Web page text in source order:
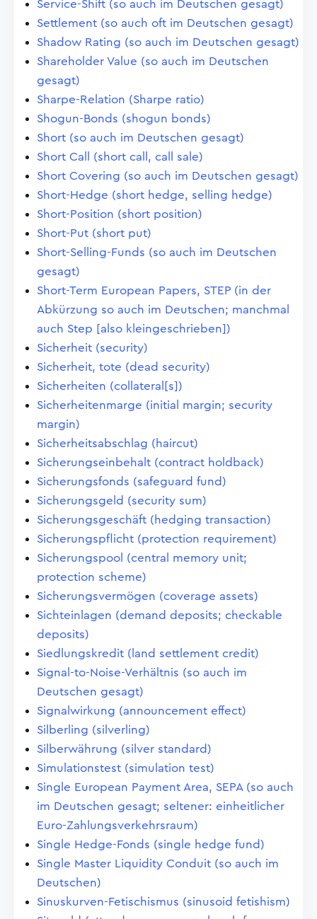
Service-Shift (so auch im Deutschen gesagt)
Settlement (so auch oft im Deutschen gesagt)
Shadow Rating (so auch im Deutschen gesagt)
Shareholder Value (so auch im Deutschen
gesagt)
Sharpe-Relation (Sharpe ratio)
Shogun-Bonds (shogun bonds)
Short (so auch im Deutschen gesagt)
Short Call (short call, call sale)
Short Covering (so auch im Deutschen gesagt)
Short-Hedge (short hedge, selling hedge)
Short-Position (short position)
Short-Put (short put)
Short-Selling-Funds (so auch im Deutschen
gesagt)
Short-Term European Papers, STEP (in der
Abkürzung so auch im Deutschen; manchmal
auch Step [also kleingeschrieben])
Sicherheit (security)
Sicherheit, tote (dead security)
Sicherheiten (collateral[s])
Sicherheitenmarge (initial margin; security
margin)
Sicherheitsabschlag (haircut)
Sicherungseinbehalt (contract holdback)
Sicherungsfonds (safeguard fund)
Sicherungsgeld (security sum)
Sicherungsgeschäft (hedging transaction)
Sicherungspflicht (protection requirement)
Sicherungspool (central memory unit;
protection scheme)
Sicherungsvermögen (coverage assets)
Sichteinlagen (demand deposits; checkable
deposits)
Siedlungskredit (land settlement credit)
Signal-to-Noise-Verhältnis (so auch im
Deutschen gesagt)
Signalwirkung (announcement effect)
Silberling (silverling)
Silberwährung (silver standard)
Simulationstest (simulation test)
Single European Payment Area, SEPA (so auch
im Deutschen gesagt; seltener: einheitlicher
Euro-Zahlungsverkehrsraum)
Single Hedge-Fonds (single hedge fund)
Single Master Liquidity Conduit (so auch im
Deutschen)
Sinuskurven-Fetischismus (sinusoid fetishism)